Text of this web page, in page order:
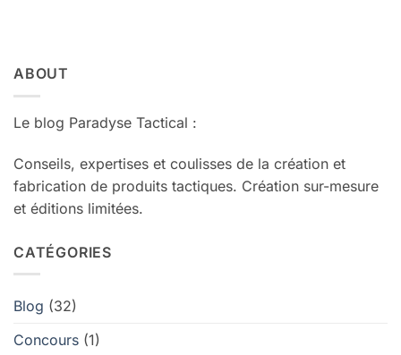
ABOUT
Le blog Paradyse Tactical :
Conseils, expertises et coulisses de la création et
fabrication de produits tactiques. Création sur-mesure
et éditions limitées.
CATÉGORIES
Blog (32)
Concours (1)